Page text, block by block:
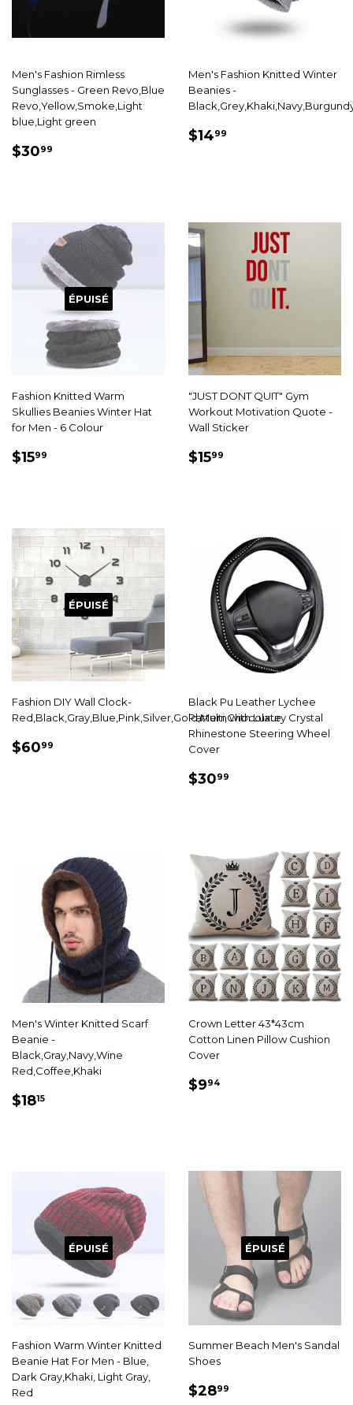
Men's Fashion Rimless
Sunglasses - Green Revo,Blue
Revo,Yellow,Smoke,Light
blue,Light green
PRIX
$3099
Men's Fashion Knitted Winter
Beanies -
PRIX
$1499
ÉPUISÉ
Fashion Knitted Warm
Skullies Beanies Winter Hat
for Men - 6 Colour
PRIX
$1599
"JUST DONT QUIT" Gym
Workout Motivation Quote -
Wall Sticker
PRIX
$1599
ÉPUISÉ
Fashion DIY Wall Clock-
Red,Black,Gray,Blue,Pink,Silver,Gold,Multi,Chocolate
PRIX
$6099
Black Pu Leather Lychee
Pattern with Luxury Crystal
Rhinestone Steering Wheel
Cover
PRIX
$3099
Men's Winter Knitted Scarf
Beanie -
Black,Gray,Navy,Wine
Red,Coffee,Khaki
PRIX
$1815
Crown Letter 43*43cm
Cotton Linen Pillow Cushion
Cover
PRIX
$994
ÉPUISÉ
Fashion Warm Winter Knitted
Beanie Hat For Men - Blue,
Dark Gray,Khaki, Light Gray,
Red
ÉPUISÉ
Summer Beach Men's Sandal
Shoes
PRIX
$2899